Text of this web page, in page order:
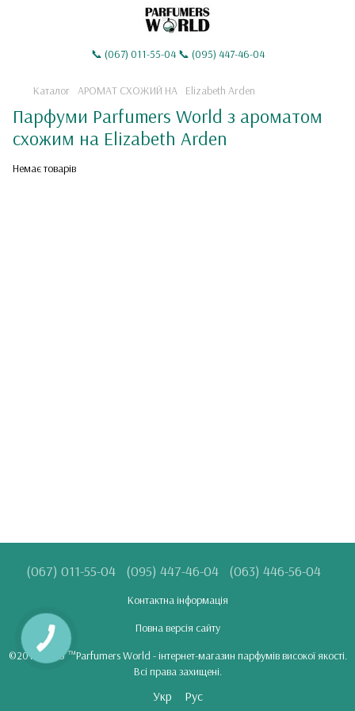
📞 (067) 011-55-04 📞 (095) 447-46-04
Каталог АРОМАТ СХОЖИЙ НА Elizabeth Arden
Парфуми Parfumers World з ароматом
схожим на Elizabeth Arden
Немає товарів
(067) 011-55-04 (095) 447-46-04 (063) 446-56-04
Контактна інформація
Повна версія сайту
©2018-2025 ™Parfumers World - інтернет-магазин парфумів високої якості.
Всі права захищені.
Укр Рус